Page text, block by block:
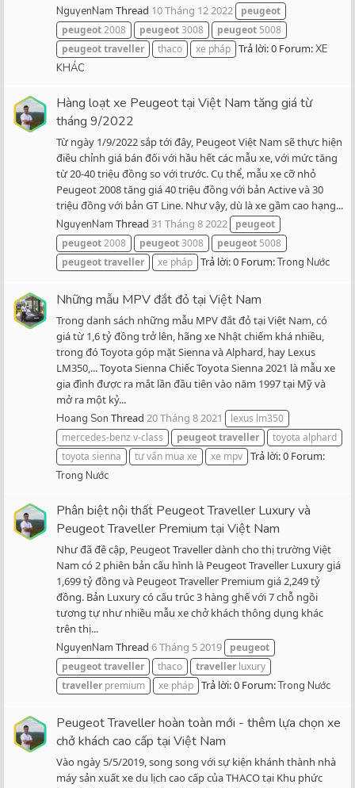
NguyenNam Thread 10 Tháng 12 2022
peugeot
peugeot2008 peugeot3008 peugeot 5008
peugeottraveller thaco xe pháp Trả lời: 0 Forum:XE
KHÁC
Hàng loạt xe Peugeot tại Việt Nam tăng giá từ
tháng 9/2022
Từ ngày 1/9/2022 sắp tới đây, Peugeot Việt Nam sẽ thực hiện
điều chỉnh giá bán đối với hầu hết các mẫu xe, với mức tăng
từ 20-40 triệu đồng so với trước. Cụ thể, mẫu xe cỡ nhỏ
Peugeot 2008 tăng giá 40 triệu đồng với bản Active và 30
triệu đồng với bản GT Line. Như vậy, dù là xe gầm cao hạng...
NguyenNam Thread 31 Tháng 8 2022
peugeot
peugeot2008 peugeot3008 peugeot 5008
peugeottraveller xe pháp Trả lời: 0 Forum:Trong Nước
Những mẫu MPV đắt đỏ tại Việt Nam
Trong danh sách những mẫu MPV đắt đỏ tại Việt Nam, có
giá từ 1,6 tỷ đồng trở lên, hãng xe Nhật chiếm khá nhiều,
trong đó Toyota góp mặt Sienna và Alphard, hay Lexus
LM350,... Toyota Sienna Chiếc Toyota Sienna 2021 là mẫu xe
gia đình được ra mắt lần đầu tiên vào năm 1997 tại Mỹ và
mở ra một kỷ...
Hoang Son Thread 20 Tháng 8 2021
lexus lm350
mercedes-benz v-class
peugeottraveller
toyota alphard
toyota sienna
tư vấn mua xe xe mpv Trả lời: 0 Forum:
Trong Nước
Phân biệt nội thất Peugeot Traveller Luxury và
Peugeot Traveller Premium tại Việt Nam
Như đã đề cập, Peugeot Traveller dành cho thị trường Việt
Nam có 2 phiên bản cấu hình là Peugeot Traveller Luxury giá
1,699 tỷ đồng và Peugeot Traveller Premium giá 2,249 tỷ
đồng. Bản Luxury có cấu trúc 3 hàng ghế với 7 chỗ ngồi
tương tự như nhiều mẫu xe chở khách thông dụng khác
trên thị...
NguyenNam Thread 6 Tháng 5 2019
peugeot
peugeottraveller thaco traveller luxury
traveller premium xe pháp Trả lời: 0 Forum:Trong Nước
Peugeot Traveller hoàn toàn mới - thêm lựa chọn xe
chở khách cao cấp tại Việt Nam
Vào ngày 5/5/2019, song song với sự kiện khánh thành nhà
máy sản xuất xe du lịch cao cấp của THACO tại Khu phức